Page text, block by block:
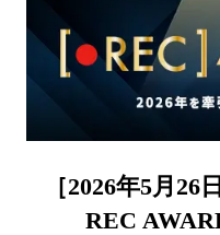
［2026年5月
REC